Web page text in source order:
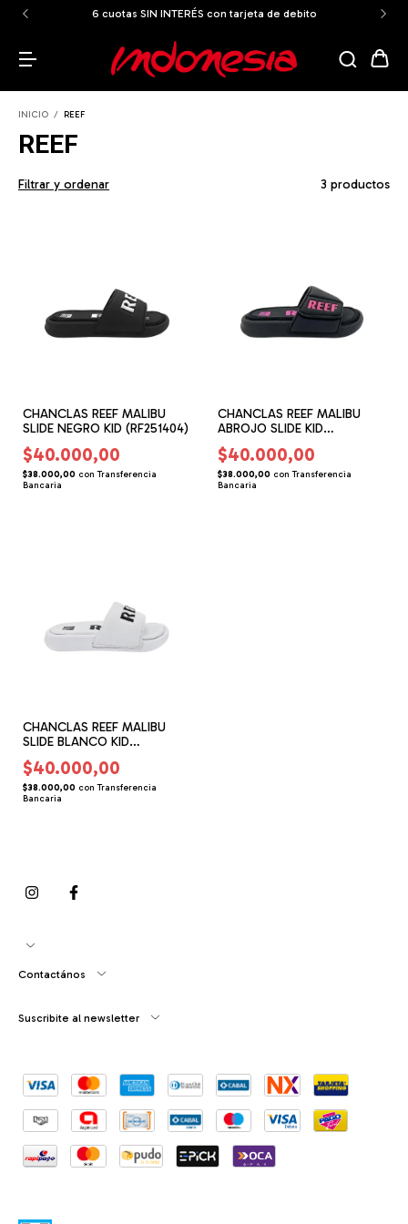
6 cuotas SIN INTERÉS con tarjeta de debito
INICIO / REEF
REEF
Filtrar y ordenar 3 productos
CHANCLAS REEF MALIBU
SLIDE NEGRO KID (RF251404)
$40.000,00
$38.000,00 con Transferencia
Bancaria
CHANCLAS REEF MALIBU
ABROJO SLIDE KID
(RF251402)
$40.000,00
$38.000,00 con Transferencia
Bancaria
CHANCLAS REEF MALIBU
SLIDE BLANCO KID
(RF251400)
$40.000,00
$38.000,00 con Transferencia
Bancaria
Contactános
Suscribite al newsletter